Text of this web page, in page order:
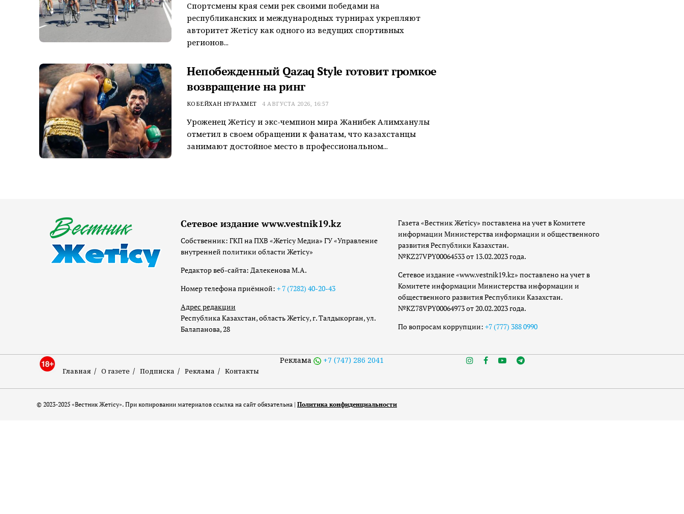
Спортсмены края семи рек своими победами на
республиканских и международных турнирах укрепляют
авторитет Жетісу как одного из ведущих спортивных
регионов...
Непобежденный Qazaq Style готовит громкое
возвращение на ринг
КОБЕЙХАН НУРАХМЕТ 4 АВГУСТА 2026, 16:57
Уроженец Жетiсу и экс-чемпион мира Жанибек Алимханулы
отметил в своем обращении к фанатам, что казахстанцы
занимают достойное место в профессиональном...
Сетевое издание www.vestnik19.kz
Собственник: ГКП на ПХВ «Жетісу Медиа» ГУ «Управление
внутренней политики области Жетісу»
Редактор веб-сайта: Далекенова М.А.
Номер телефона приёмной: + 7 (7282) 40-20-43
Адрес редакции
Республика Казахстан, область Жетісу, г. Талдыкорган, ул.
Балапанова, 28
Газета «Вестник Жетісу» поставлена на учет в Комитете
информации Министерства информации и общественного
развития Республики Казахстан.
№KZ27VPY00064533 от 13.02.2023 года.
Сетевое издание «www.vestnik19.kz» поставлено на учет в
Комитете информации Министерства информации и
общественного развития Республики Казахстан.
№KZ78VPY00064973 от 20.02.2023 года.
По вопросам коррупции: +7 (777) 388 0990
Главная О газете Подписка Реклама Контакты
Реклама +7 (747) 286 2041
© 2023-2025 «Вестник Жетісу». При копировании материалов ссылка на сайт обязательна | Политика конфиденциальности